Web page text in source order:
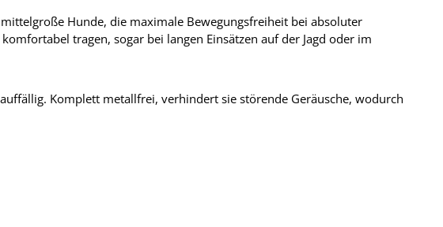
Hunde, die maximale Bewegungsfreiheit bei absoluter
tragen, sogar bei langen Einsätzen auf der Jagd oder im
Komplett metallfrei, verhindert sie störende Geräusche, wodurch